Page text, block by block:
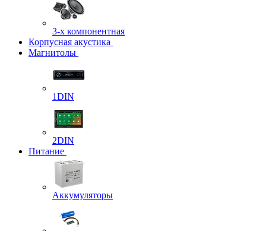
3-х компонентная
Корпусная акустика
Магнитолы
1DIN
2DIN
Питание
Аккумуляторы